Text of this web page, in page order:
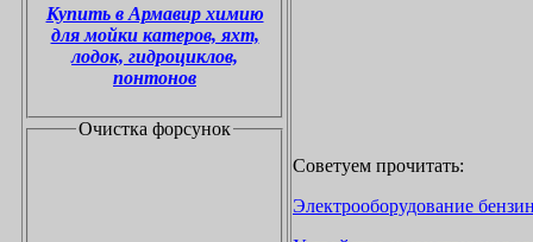
Купить в Армавир химию
для мойки катеров, яхт,
лодок, гидроциклов,
понтонов
Очистка форсунок
Советуем прочитать:
Электрооборудование